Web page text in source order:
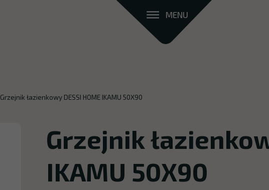
MENU
Grzejnik łazienkowy DESSI HOME IKAMU 50X90
Grzejnik
IKAMU 50X90